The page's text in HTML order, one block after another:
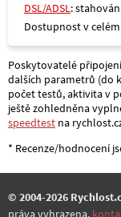
DSL/ADSL:
Dostupnost v
Poskytovatelé
dalších parametrů (do
počet testů, aktivita v
ještě zohledněna
speedtest na
* Recenze/hodnocení
© 2004-2026
práva vyhrazena,